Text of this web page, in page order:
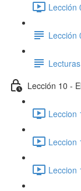
Lección
Lección
Lección 10 -
Leccion
Leccion
Leccion